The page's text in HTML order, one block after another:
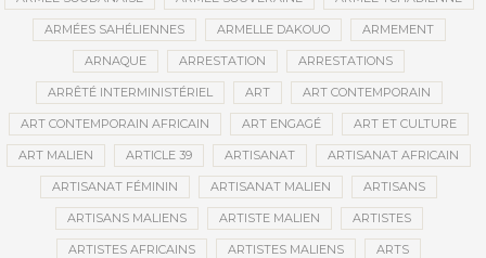
ARMÉES SAHÉLIENNES ARMELLE DAKOUO ARMEMENT
ARNAQUE ARRESTATION ARRESTATIONS
ARRÊTÉ INTERMINISTÉRIEL ART ART CONTEMPORAIN
ART CONTEMPORAIN AFRICAIN ART ENGAGÉ ART ET CULTURE
ART MALIEN ARTICLE 39 ARTISANAT ARTISANAT AFRICAIN
ARTISANAT FÉMININ ARTISANAT MALIEN ARTISANS
ARTISANS MALIENS ARTISTE MALIEN ARTISTES
ARTISTES AFRICAINS ARTISTES MALIENS ARTS